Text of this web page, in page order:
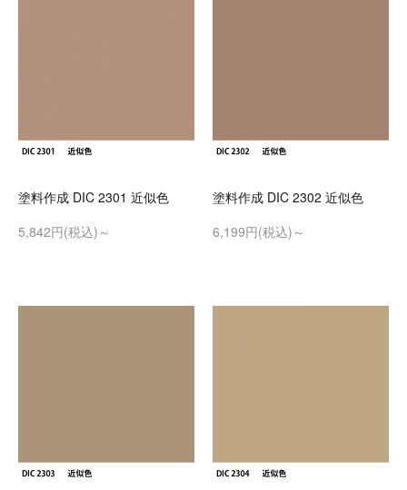
塗料作成 DIC 2301 近似色
5,842円(税込)～
塗料作成 DIC 2302 近似色
6,199円(税込)～